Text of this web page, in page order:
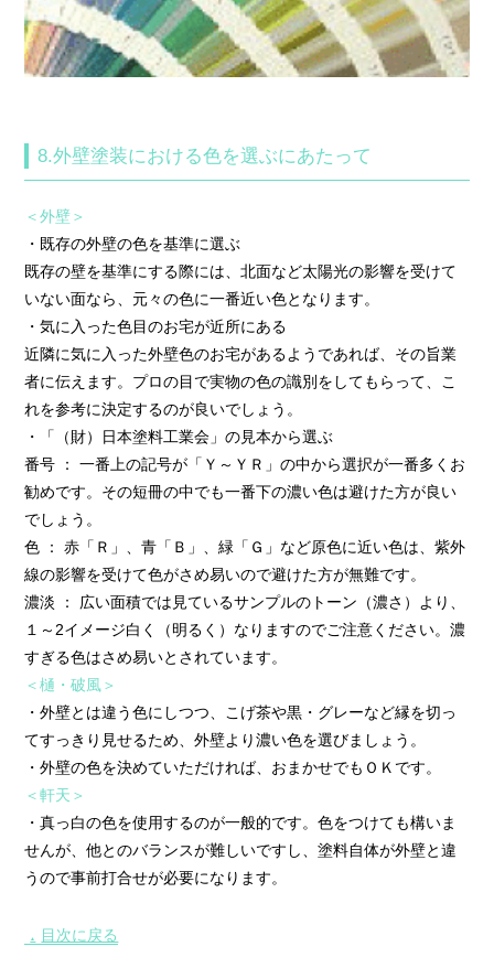
8.外壁塗装における色を選ぶにあたって
＜外壁＞
・既存の外壁の色を基準に選ぶ
既存の壁を基準にする際には、北面など太陽光の影響を受けて
いない面なら、元々の色に一番近い色となります。
・気に入った色目のお宅が近所にある
近隣に気に入った外壁色のお宅があるようであれば、その旨業
者に伝えます。プロの目で実物の色の識別をしてもらって、こ
れを参考に決定するのが良いでしょう。
・「（財）日本塗料工業会」の見本から選ぶ
番号 ： 一番上の記号が「Ｙ～ＹＲ」の中から選択が一番多くお
勧めです。その短冊の中でも一番下の濃い色は避けた方が良い
でしょう。
色 ： 赤「Ｒ」、青「Ｂ」、緑「Ｇ」など原色に近い色は、紫外
線の影響を受けて色がさめ易いので避けた方が無難です。
濃淡 ： 広い面積では見ているサンプルのトーン（濃さ）より、
１～2イメージ白く（明るく）なりますのでご注意ください。濃
すぎる色はさめ易いとされています。
＜樋・破風＞
・外壁とは違う色にしつつ、こげ茶や黒・グレーなど縁を切っ
てすっきり見せるため、外壁より濃い色を選びましょう。
・外壁の色を決めていただければ、おまかせでもＯＫです。
＜軒天＞
・真っ白の色を使用するのが一般的です。色をつけても構いま
せんが、他とのバランスが難しいですし、塗料自体が外壁と違
うので事前打合せが必要になります。
▲ 目次に戻る